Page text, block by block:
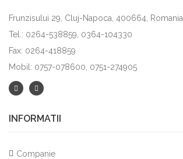
Frunzisului 29, Cluj-Napoca, 400664, Romania
Tel.: 0264-538859, 0364-104330
Fax: 0264-418859
Mobil: 0757-078600, 0751-274905
INFORMATII
Companie